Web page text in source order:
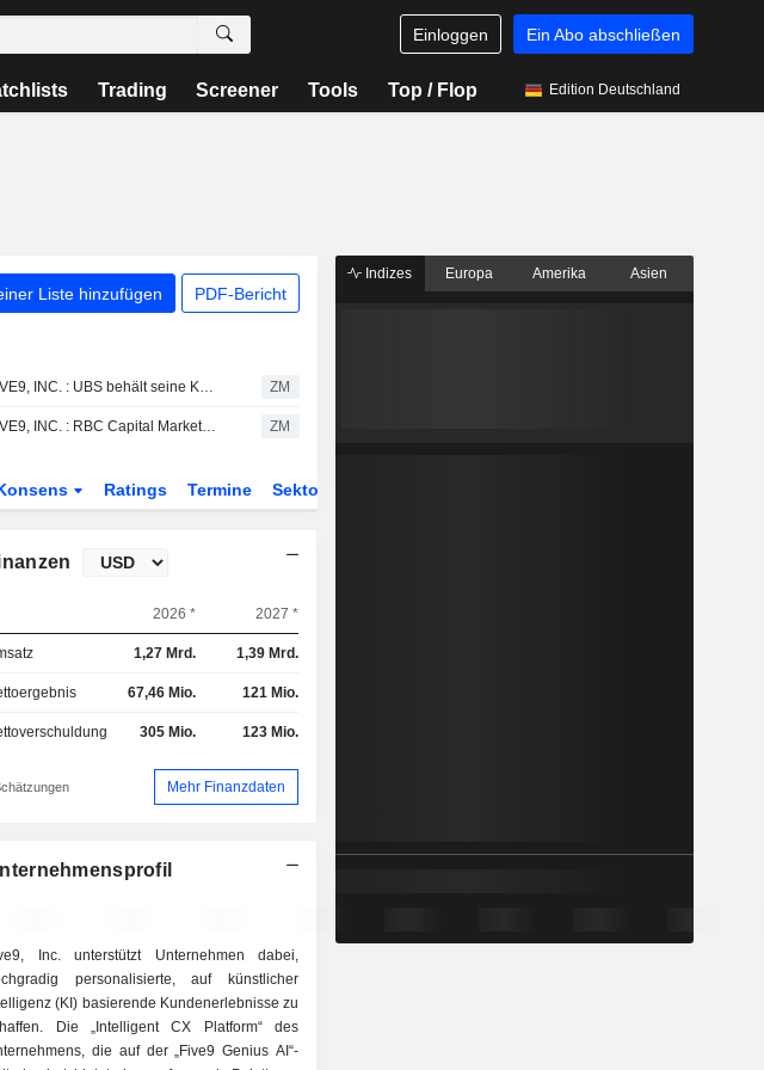
Einloggen Ein Abo abschließen
Trading Screener Tools Top / Flop Edition Deutschland
Liste hinzufügen PDF-Bericht
FIVE9, INC. : UBS behält seine Kaufempfehlung bei ZM
FIVE9, INC. : RBC Capital Markets behält die Bewertung Kaufen bei ZM
Ratings Termine Sektor
2026 * 2027 *
1,27 Mrd. 1,39 Mrd.
67,46 Mio. 121 Mio.
305 Mio. 123 Mio.
Mehr Finanzdaten
Inc. unterstützt Unternehmen dabei,
personalisierte, auf künstlicher
(KI) basierende Kundenerlebnisse zu
Die „Intelligent CX Platform“ des
die auf der „Five9 Genius AI“-
Indizes Europa Amerika Asien